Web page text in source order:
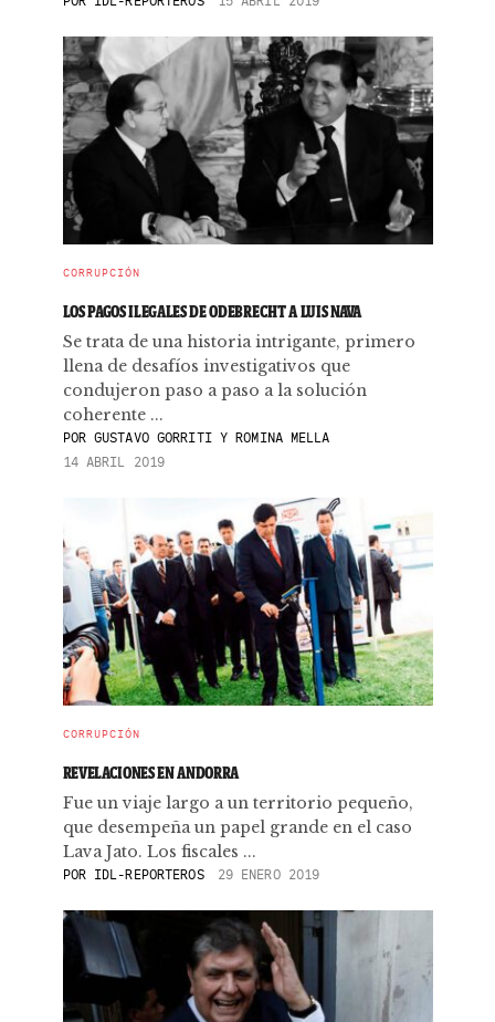
CORRUPCIÓN
LOS PAGOS ILEGALES DE ODEBRECHT A LUIS NAVA
Se trata de una historia intrigante, primero
llena de desafíos investigativos que
condujeron paso a paso a la solución
coherente ...
PORGUSTAVO GORRITI Y ROMINA MELLA
14 ABRIL 2019
CORRUPCIÓN
REVELACIONES EN ANDORRA
Fue un viaje largo a un territorio pequeño,
que desempeña un papel grande en el caso
Lava Jato. Los fiscales ...
POR IDL-REPORTEROS 29 ENERO 2019